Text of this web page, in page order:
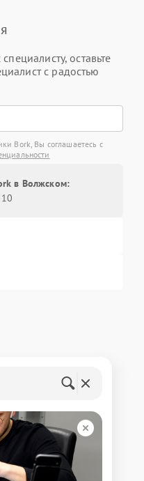
оставьте
с радостью
Bork, Вы соглашаетесь с
в Волжском: